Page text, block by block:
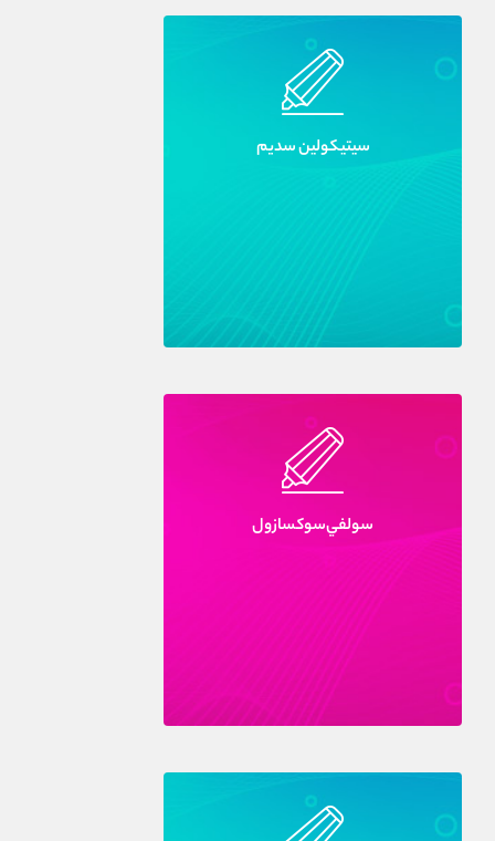
سيتيکولين سديم
سولفي‌سوکسازول